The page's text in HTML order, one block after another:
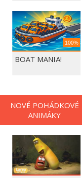
100%
BOAT MANIA!
NOVÉ POHÁDKOVÉ
ANIMÁKY